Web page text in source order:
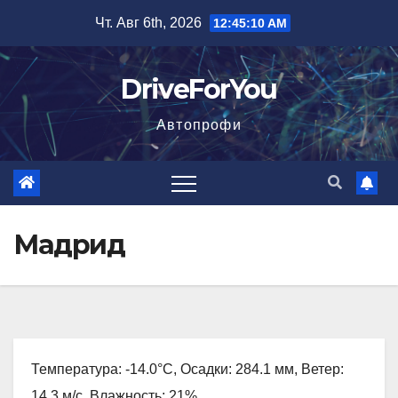
содержимому
Чт. Авг 6th, 2026 12:45:11 AM
DriveForYou
Автопрофи
Мадрид
Температура: -14.0°C, Осадки: 284.1 мм, Ветер: